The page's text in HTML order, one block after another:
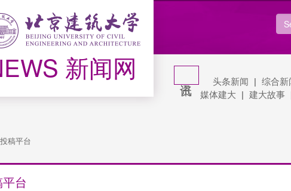
新闻网 头条新闻 | 综合新
媒体建大 | 建大故事
投稿平台
台